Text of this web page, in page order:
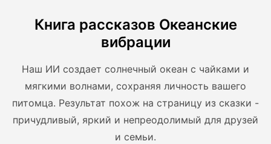
Книга рассказов Океанские
вибрации
Наш ИИ создает солнечный океан с чайками и
мягкими волнами, сохраняя личность вашего
питомца. Результат похож на страницу из сказки -
причудливый, яркий и непреодолимый для друзей
и семьи.